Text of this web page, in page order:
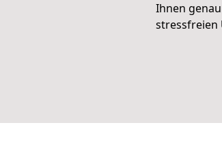
Ihnen
stressfreien